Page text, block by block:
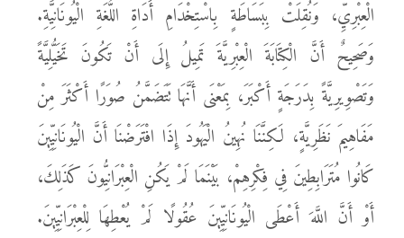
الْعِبْرِيِّ، وَنُقِلَتْ بِبَسَاطَةٍ بِاسْتِخْدَامِ أَدَاةِ اللُّغَةِ الْيُونَانِيَّةِ.
وَصَحِيحٌ أَنَّ الْكِتَابَةَ الْعِبْرِيَّةَ تَمِيلُ إِلَى أَنْ تَكُونَ تَخَيُّلِيَّةً
وَتَصْوِيرِيَّةً بِدَرَجَةٍ أَكْبَرَ، بِمَعْنَى أَنَّهَا تَتَضَمَّنُ صُوَرًا أَكْثَرَ مِنْ
مَفَاهِيمَ نَظَرِيَّةٍ، لَكِنَّنَا نُهِينُ الْيَهُودَ إِذَا افْتَرَضْنَا أَنَّ الْيُونَانِيِّينَ
كَانُوا مُتَرَابِطِينَ فِي فِكْرِهِمْ، بَيْنَمَا لَمْ يَكُنِ الْعِبْرَانِيُّونَ كَذَلِكَ،
أَوْ أَنَّ اللَّهَ أَعْطَى الْيُونَانِيِّينَ عُقُولًا لَمْ يُعْطِهَا لِلْعِبْرَانِيِّينَ.